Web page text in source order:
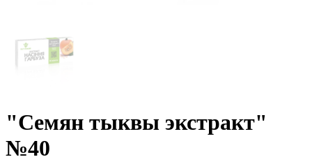
"Семян тыквы экстракт"
№40